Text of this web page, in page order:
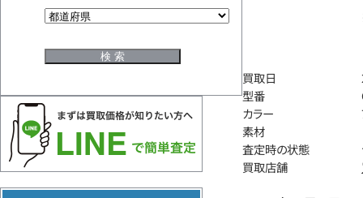
買取日
型番
カラー
素材
査定時の状態
買取店舗